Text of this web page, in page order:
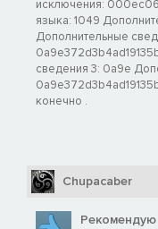
исключения:
языка: 1049
Дополнительные
сведения 3: 0a9e
конечно .
Chupacaber
Рекомендую